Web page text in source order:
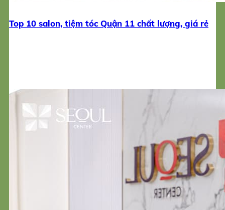
Top 10 salon, tiệm tóc Quận 11 chất lượng, giá rẻ